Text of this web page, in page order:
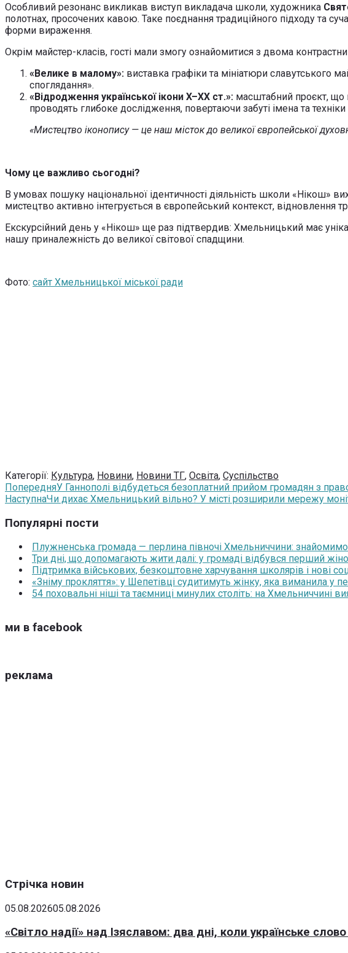
Особливий резонанс викликав виступ викладача школи, художника
полотнах, просочених кавою. Таке поєднання традиційного підходу та
форми вираження.
Окрім майстер-класів, гості мали змогу ознайомитися з двома
«Велике в малому»: виставка графіки та мініатюри славутського
споглядання».
«Відродження української ікони X–XX ст.»: масштабний проєкт, що
проводять глибоке дослідження, повертаючи забуті імена та
«Мистецтво іконопису — це наш місток до великої європейської
Чому це важливо сьогодні?
В умовах пошуку національної ідентичності діяльність школи «Нікош»
мистецтво активно інтегрується в європейський контекст,
Екскурсійний день у «Нікош» ще раз підтвердив: Хмельницький має
нашу приналежність до великої світової спадщини.
Фото: сайт Хмельницької міської ради
Категорії: Культура, Новини, Новини ТГ, Освіта, Суспільство
ПопередняУ Ганнополі відбудеться безоплатний прийом громадян з
НаступнаЧи дихає Хмельницький вільно? У місті розширили мережу
Популярні пости
Плужненська громада — перлина півночі Хмельниччини: знайомимо
Три дні, що допомагають жити далі: у громаді відбувся перший
Підтримка військових, безкоштовне харчування школярів і нові
«Зніму прокляття»: у Шепетівці судитимуть жінку, яка виманила у
54 поховальні ніші та таємниці минулих століть: на Хмельниччині
ми в facebook
реклама
Стрічка новин
05.08.202605.08.2026
«Світло надії» над Ізяславом: два дні, коли українське